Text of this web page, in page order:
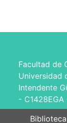
Facultad de
Universidad
Intendente
-
Biblioteca